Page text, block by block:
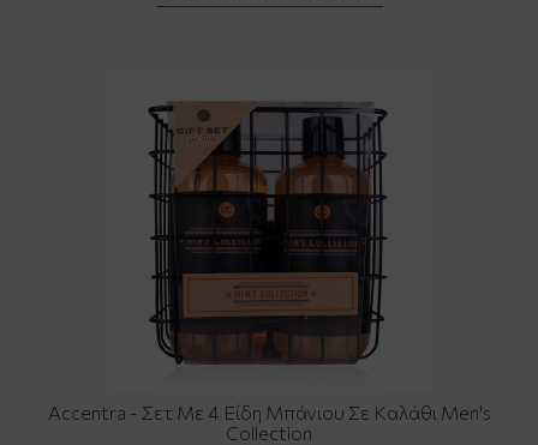
Accentra - Σετ Με 4 Είδη Μπάνιου Σε Καλάθι Men's
Collection